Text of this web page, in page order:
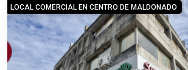
LOCAL COMERCIAL EN CENTRO DE MALDONADO